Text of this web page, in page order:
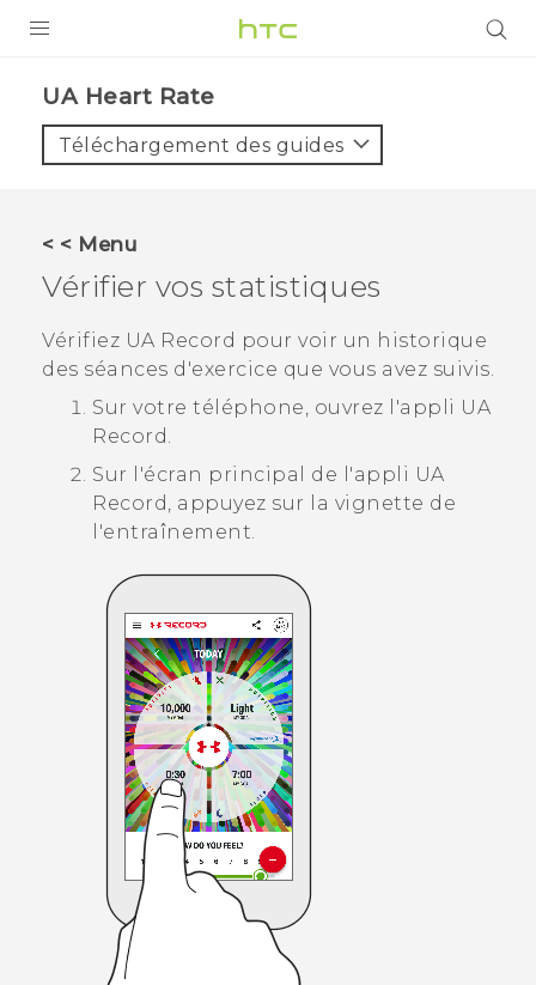
VIVE
VIVERSE
SUPPORT
Appareils HTC & Accessoires
Achat & Règlement Questions
UA Heart Rate‎
Téléchargement des guides
< < Menu
Vérifier vos statistiques
Vérifiez UA Record pour voir un historique
des séances d'exercice que vous avez suivis.
Sur votre téléphone, ouvrez l'appli UA
Record.
Sur l'écran principal de l'appli UA
Record, appuyez sur la vignette de
l'entraînement.